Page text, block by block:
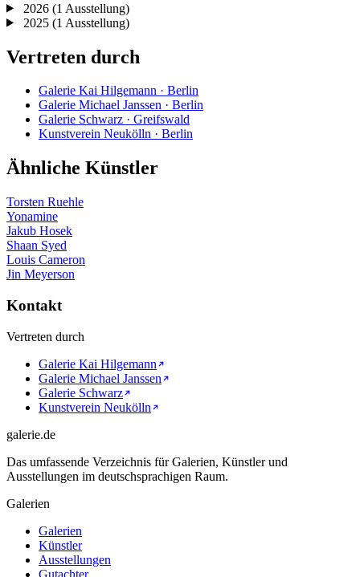
2026 (1 Ausstellung)
2025 (1 Ausstellung)
Vertreten durch
Galerie Kai Hilgemann · Berlin
Galerie Michael Janssen · Berlin
Galerie Schwarz · Greifswald
Kunstverein Neukölln · Berlin
Ähnliche Künstler
Torsten Ruehle
Yonamine
Jakub Hosek
Shaan Syed
Louis Cameron
Jin Meyerson
Kontakt
Vertreten durch
Galerie Kai Hilgemann
Galerie Michael Janssen
Galerie Schwarz
Kunstverein Neukölln
galerie.de
Das umfassende Verzeichnis für Galerien, Künstler und
Ausstellungen im deutschsprachigen Raum.
Galerien
Galerien
Künstler
Ausstellungen
Gutachter